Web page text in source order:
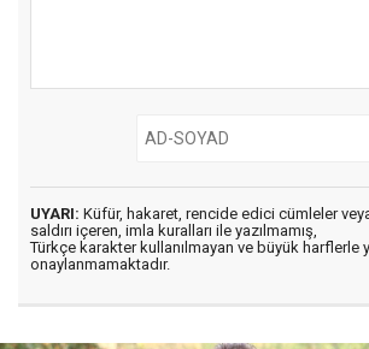
UYARI: Küfür, hakaret, rencide edici cümleler
saldırı içeren, imla kuralları ile yazılmamış,
Türkçe karakter kullanılmayan ve büyük harflerle
onaylanmamaktadır.